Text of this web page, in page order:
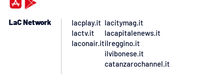
LaC Network
lacplay.it
lactv.it
laconair.it
lacitymag.it
lacapitalenews.it
ilreggino.it
ilvibonese.it
catanzarochannel.it